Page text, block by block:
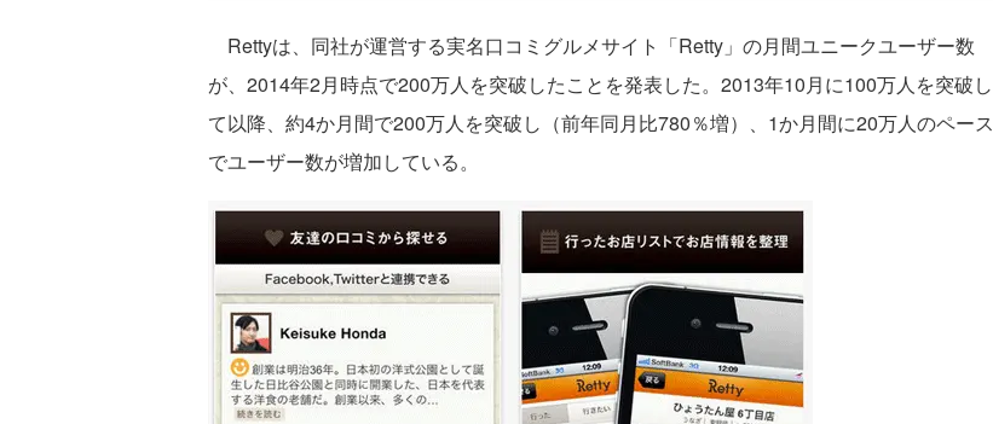
Rettyは、同社が運営する実名口コミグルメサイト「Retty」の月間ユニークユーザー数
が、2014年2月時点で200万人を突破したことを発表した。2013年10月に100万人を突破し
て以降、約4か月間で200万人を突破し（前年同月比780％増）、1か月間に20万人のペース
でユーザー数が増加している。